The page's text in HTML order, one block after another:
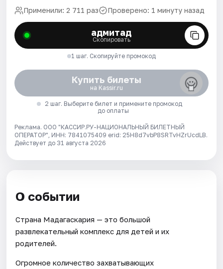
Применили: 2 711 раз Проверено: 1 минуту назад
адмитад
Скопировать
1 шаг. Скопируйте промокод
Купить билеты
на Kassir.ru
2 шаг. Выберите билет и примените промокод
до оплаты
Реклама. ООО "КАССИР.РУ-НАЦИОНАЛЬНЫЙ БИЛЕТНЫЙ
ОПЕРАТОР", ИНН: 7841075409 erid: 25H8d7vbP8SRTvHZrUcdLB.
Действует до 31 августа 2026
О событии
Страна Мадагаскария — это большой
развлекательный комплекс для детей и их
родителей.
Огромное количество захватывающих